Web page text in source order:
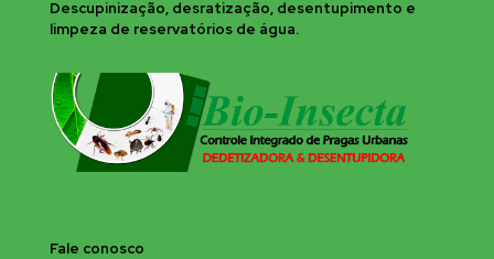
Descupinização, desratização, desentupimento e
limpeza de reservatórios de água.
Fale conosco